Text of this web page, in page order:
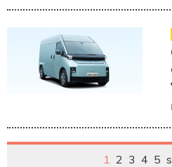
1 2 3 4 5